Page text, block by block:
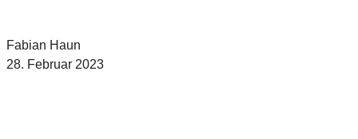
Fabian Haun
28. Februar 2023